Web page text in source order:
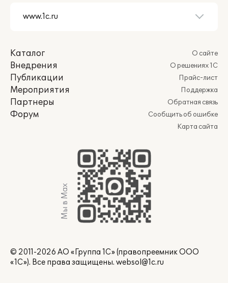
Каталог
Внедрения
Публикации
Мероприятия
Партнеры
Форум
О сайте
О решениях 1С
Прайс-лист
Поддержка
Обратная связь
Сообщить об ошибке
Карта сайта
Мы в Max
© 2011-2026 АО «Группа 1С» (правопреемник ООО
«1С»). Все права защищены. websol@1c.ru